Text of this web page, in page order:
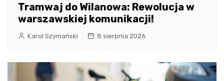
Tramwaj do Wilanowa: Rewolucja w
warszawskiej komunikacji!
Karol Szymański 8 sierpnia 2026